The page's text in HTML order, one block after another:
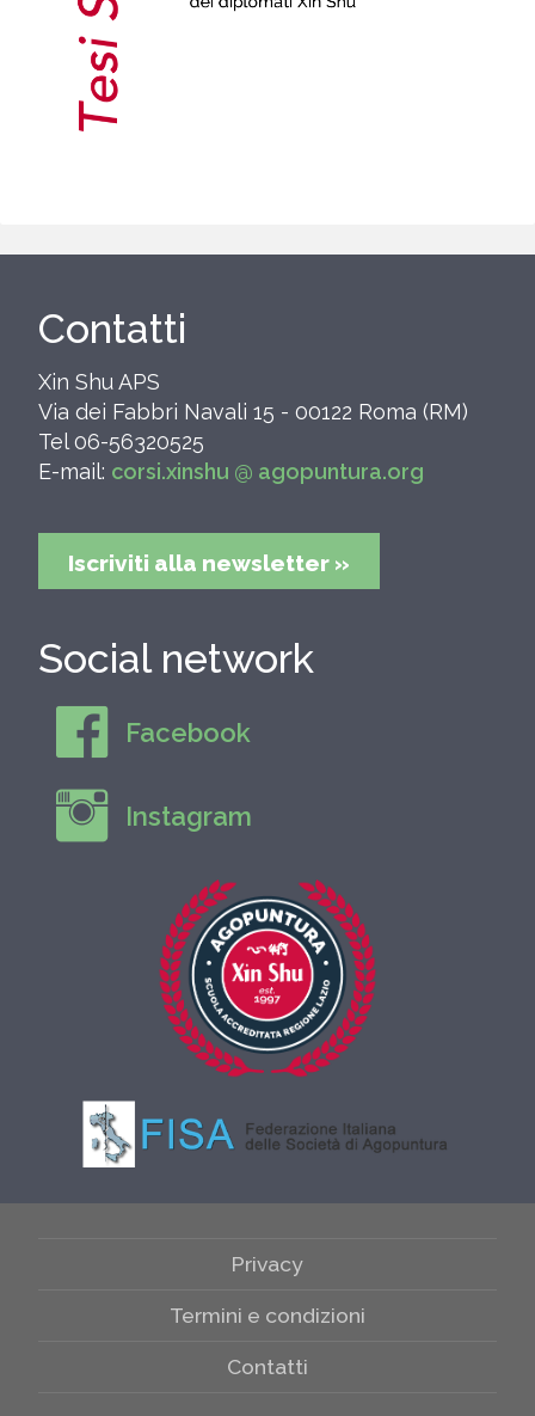
Contatti
Xin Shu APS
Via dei Fabbri Navali 15 - 00122 Roma (RM)
Tel 06-56320525
E-mail: corsi.xinshu @ agopuntura.org
Iscriviti alla newsletter »
Social network
Facebook
Instagram
Privacy
Termini e condizioni
Contatti